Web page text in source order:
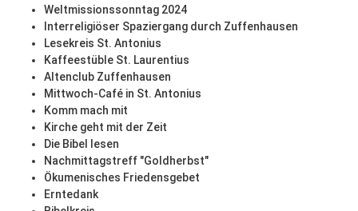
Weltmissionssonntag 2024
Interreligiöser Spaziergang durch Zuffenhausen
Lesekreis St. Antonius
Kaffeestüble St. Laurentius
Altenclub Zuffenhausen
Mittwoch-Café in St. Antonius
Komm mach mit
Kirche geht mit der Zeit
Die Bibel lesen
Nachmittagstreff "Goldherbst"
Ökumenisches Friedensgebet
Erntedank